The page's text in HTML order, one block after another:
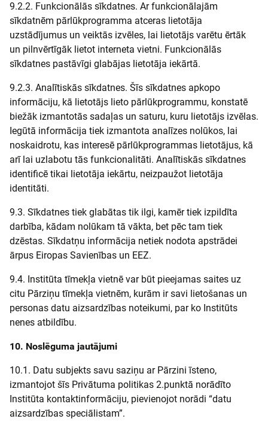
9.2.2. Funkcionālās sīkdatnes. Ar funkcionālajām
sīkdatnēm pārlūkprogramma atceras lietotāja
uzstādījumus un veiktās izvēles, lai lietotājs varētu ērtāk
un pilnvērtīgāk lietot interneta vietni. Funkcionālās
sīkdatnes pastāvīgi glabājas lietotāja iekārtā.
9.2.3. Analītiskās sīkdatnes. Šīs sīkdatnes apkopo
informāciju, kā lietotājs lieto pārlūkprogrammu, konstatē
biežāk izmantotās sadaļas un saturu, kuru lietotājs izvēlas.
Iegūtā informācija tiek izmantota analīzes nolūkos, lai
noskaidrotu, kas interesē pārlūkprogrammas lietotājus, kā
arī lai uzlabotu tās funkcionalitāti. Analītiskās sīkdatnes
identificē tikai lietotāja iekārtu, neizpaužot lietotāja
identitāti.
9.3. Sīkdatnes tiek glabātas tik ilgi, kamēr tiek izpildīta
darbība, kādam nolūkam tā vākta, bet pēc tam tiek
dzēstas. Sīkdatņu informācija netiek nodota apstrādei
ārpus Eiropas Savienības un EEZ.
9.4. Institūta tīmekļa vietnē var būt pieejamas saites uz
citu Pārziņu tīmekļa vietnēm, kurām ir savi lietošanas un
personas datu aizsardzības noteikumi, par ko Institūts
nenes atbildību.
10. Noslēguma jautājumi
10.1. Datu subjekts savu saziņu ar Pārzini īsteno,
izmantojot šīs Privātuma politikas 2.punktā norādīto
Institūta kontaktinformāciju, pievienojot norādi “datu
aizsardzības speciālistam”.